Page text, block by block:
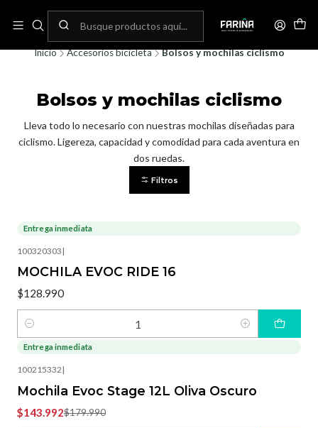
Envíos gratis por compras sobre 80.000! (No aplica para bicicletas)
Inicio Accesorios bicicleta Bolsos y mochilas ciclismo
Bolsos y mochilas ciclismo
Lleva todo lo necesario con nuestras mochilas diseñadas para
ciclismo. Ligereza, capacidad y comodidad para cada aventura en
dos ruedas.
Filtros
Entrega inmediata
100320303 |
MOCHILA EVOC RIDE 16
$128.990
Cantidad
Entrega inmediata
100215332 |
Mochila Evoc Stage 12L Oliva Oscuro
$143.992$179.990